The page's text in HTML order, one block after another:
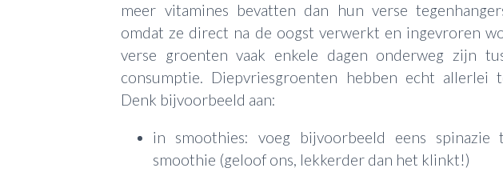
meer vitamines bevatten dan hun verse
omdat ze direct na de oogst verwerkt en ingevroren
verse groenten vaak enkele dagen onderweg zijn
consumptie. Diepvriesgroenten hebben echt allerlei
Denk bijvoorbeeld aan:
in smoothies: voeg bijvoorbeeld eens spinazie
smoothie (geloof ons, lekkerder dan het klinkt!)